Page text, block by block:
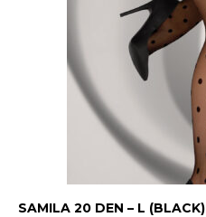
SAMILA 20 DEN – L (BLACK)